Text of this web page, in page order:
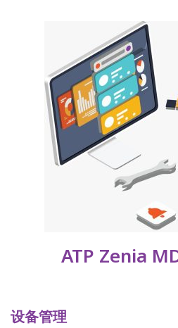
ATP Zenia
设备管理